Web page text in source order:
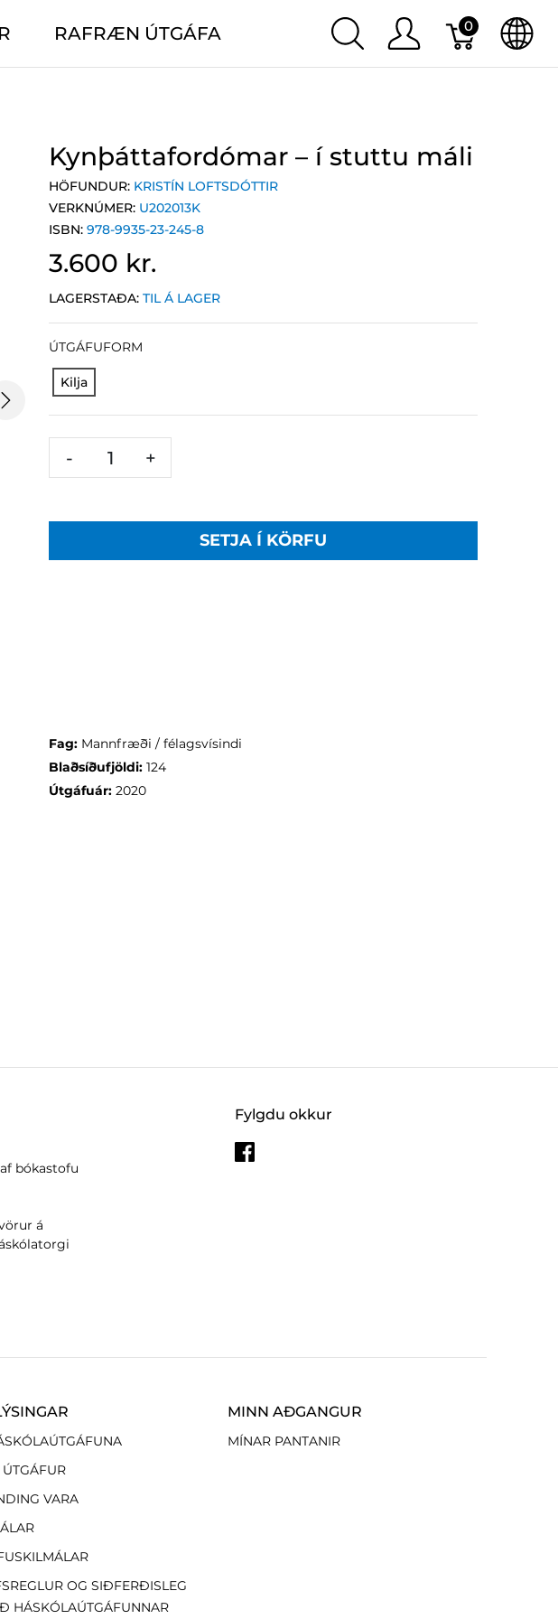
RAFRÆN ÚTGÁFA 0
Next
Kynþáttafordómar – í stuttu máli
HÖFUNDUR: KRISTÍN LOFTSDÓTTIR
VERKNÚMER: U202013K
ISBN:978-9935-23-245-8
3.600 kr.
LAGERSTAÐA:TIL Á LAGER
ÚTGÁFUFORM
Kilja
- +
SETJA Í KÖRFU
Fag: Mannfræði / félagsvísindi
Blaðsíðufjöldi: 124
Útgáfuár: 2020
Fylgdu okkur
bókastofu
á
VARA
OG SIÐFERÐISLEG
HÁSKÓLAÚTGÁFUNNAR
MINN AÐGANGUR
MÍNAR PANTANIR